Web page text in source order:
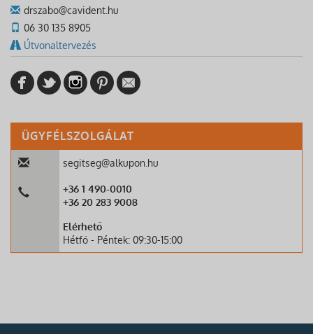
drszabo@cavident.hu
06 30 135 8905
Útvonaltervezés
ÜGYFÉLSZOLGÁLAT
segitseg@alkupon.hu
+36 1 490-0010
+36 20 283 9008
Elérhető
Hétfő - Péntek: 09:30-15:00